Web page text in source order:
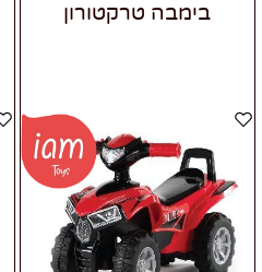
בימבה טרקטורון